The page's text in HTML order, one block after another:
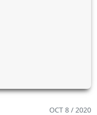
OCT 8 / 2020